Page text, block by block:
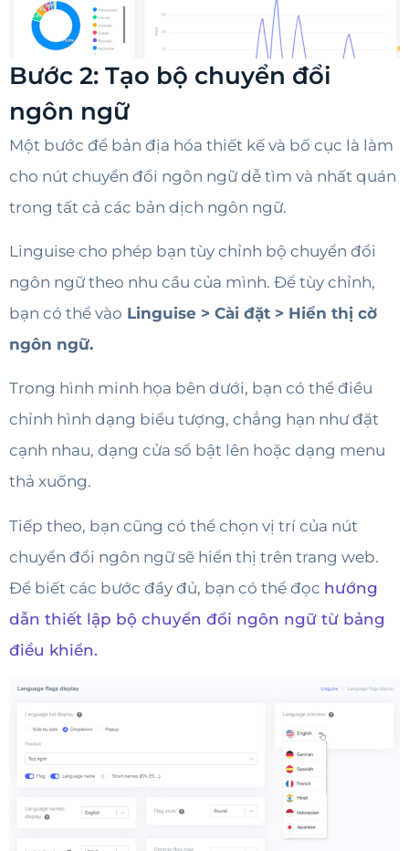
Bước 2: Tạo bộ chuyển đổi
ngôn ngữ
Một bước để bản địa hóa thiết kế và bố cục là làm
cho nút chuyển đổi ngôn ngữ dễ tìm và nhất quán
trong tất cả các bản dịch ngôn ngữ.
Linguise cho phép bạn tùy chỉnh bộ chuyển đổi
ngôn ngữ theo nhu cầu của mình. Để tùy chỉnh,
bạn có thể vào Linguise > Cài đặt > Hiển thị cờ
ngôn ngữ.
Trong hình minh họa bên dưới, bạn có thể điều
chỉnh hình dạng biểu tượng, chẳng hạn như đặt
cạnh nhau, dạng cửa sổ bật lên hoặc dạng menu
thả xuống.
Tiếp theo, bạn cũng có thể chọn vị trí của nút
chuyển đổi ngôn ngữ sẽ hiển thị trên trang web.
Để biết các bước đầy đủ, bạn có thể đọc hướng
dẫn thiết lập bộ chuyển đổi ngôn ngữ từ bảng
điều khiển.